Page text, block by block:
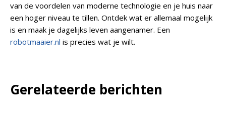
van de voordelen van moderne technologie en je huis naar
een hoger niveau te tillen. Ontdek wat er allemaal mogelijk
is en maak je dagelijks leven aangenamer. Een
robotmaaier.nl is precies wat je wilt.
Gerelateerde berichten